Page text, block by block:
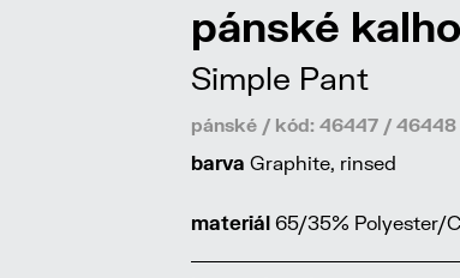
pánské
Simple Pant
pánské / kód: 46447 /
barva Graphite, rinsed
materiál 65/35% Polyester/